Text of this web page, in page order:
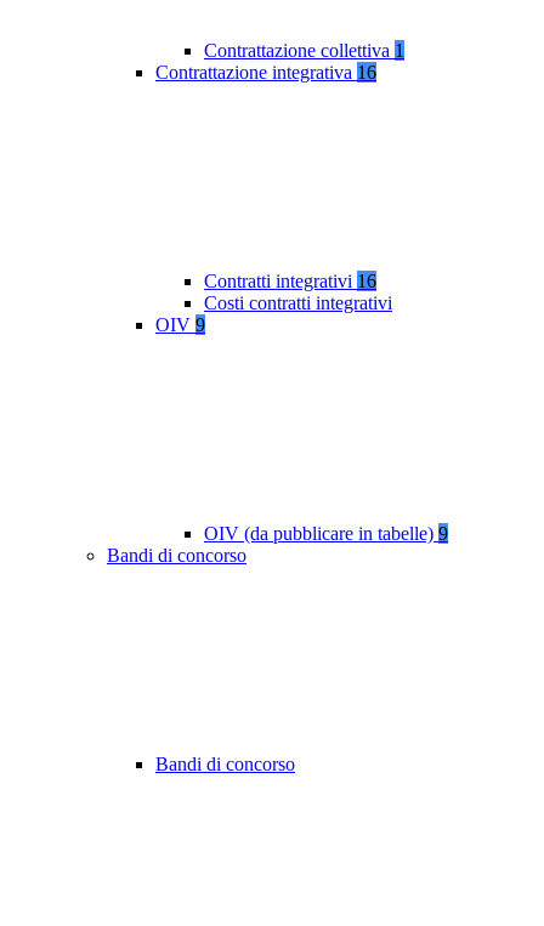
Contrattazione collettiva 1
Contrattazione integrativa 16
Contratti integrativi 16
Costi contratti integrativi
OIV 9
OIV (da pubblicare in tabelle) 9
Bandi di concorso
Bandi di concorso